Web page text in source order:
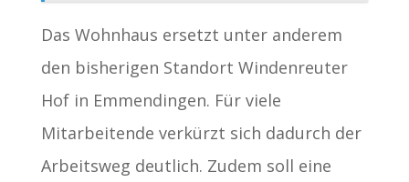
Das Wohnhaus ersetzt unter anderem
den bisherigen Standort Windenreuter
Hof in Emmendingen. Für viele
Mitarbeitende verkürzt sich dadurch der
Arbeitsweg deutlich. Zudem soll eine